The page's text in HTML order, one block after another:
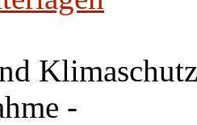
-